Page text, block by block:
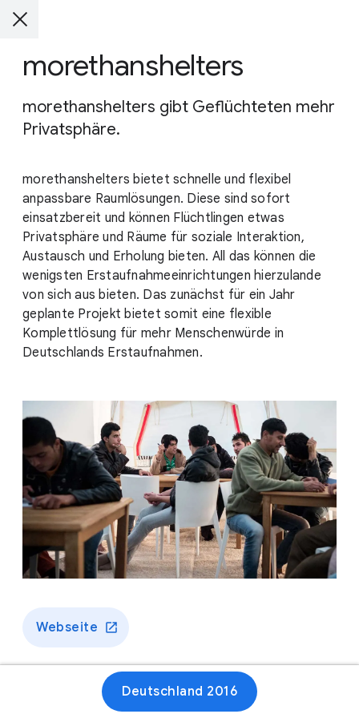
morethanshelters
morethanshelters gibt Geflüchteten mehr
Privatsphäre.
morethanshelters bietet schnelle und flexibel
anpassbare Raumlösungen. Diese sind sofort
einsatzbereit und können Flüchtlingen etwas
Privatsphäre und Räume für soziale Interaktion,
Austausch und Erholung bieten. All das können die
wenigsten Erstaufnahmeeinrichtungen hierzulande
von sich aus bieten. Das zunächst für ein Jahr
geplante Projekt bietet somit eine flexible
Komplettlösung für mehr Menschenwürde in
Deutschlands Erstaufnahmen.
Webseite
Deutschland 2016